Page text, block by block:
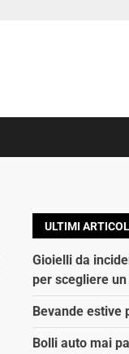
ULTIMI
Gioielli da
per scegliere
Bevande estive
Bolli auto mai